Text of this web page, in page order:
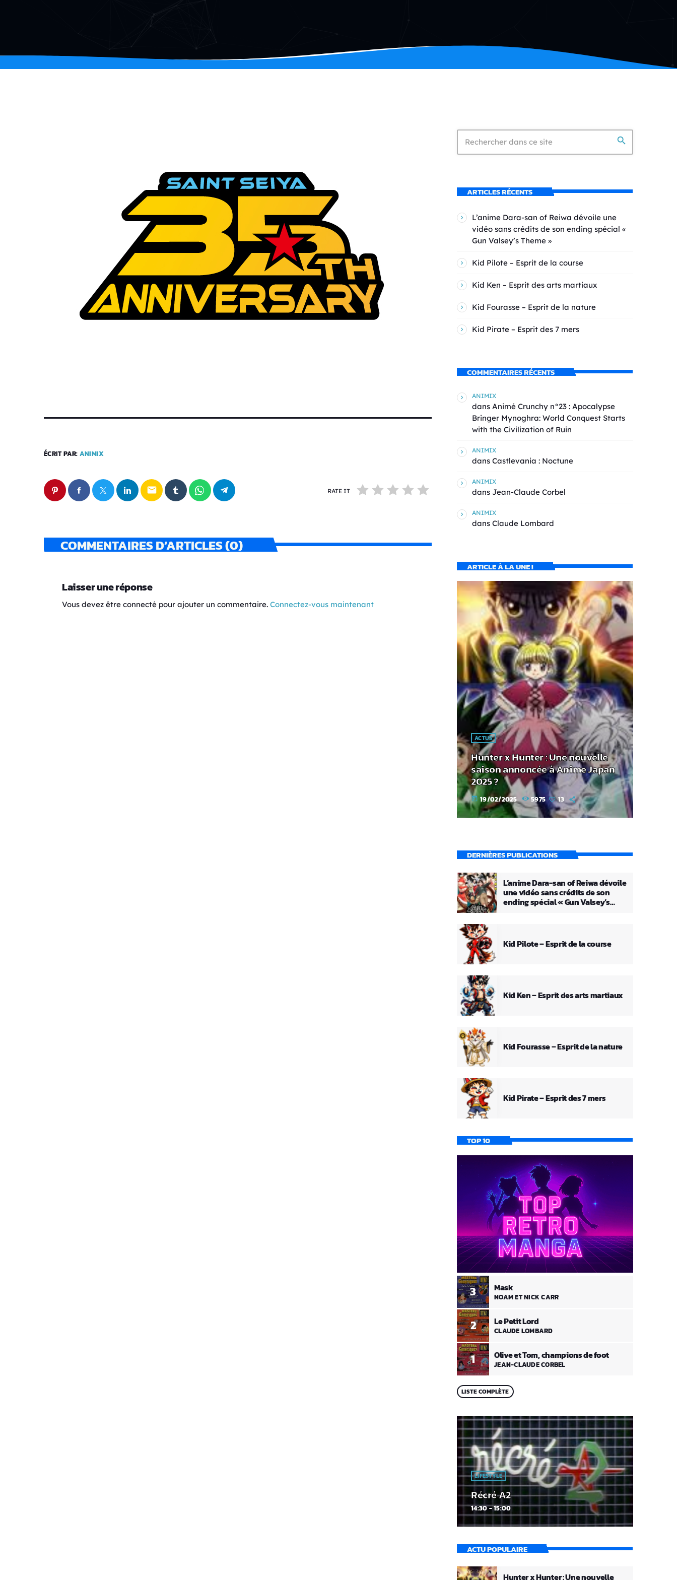
ÉCRIT PAR: ANIMIX
email RATE IT
COMMENTAIRES D’ARTICLES (0)
Laisser une réponse
Vous devez être connecté pour ajouter un commentaire. Connectez-vous maintenant
search
ARTICLES RÉCENTS
L’anime Dara-san of Reiwa dévoile une
vidéo sans crédits de son ending spécial «
Gun Valsey’s Theme »
Kid Pilote – Esprit de la course
Kid Ken – Esprit des arts martiaux
Kid Fourasse – Esprit de la nature
Kid Pirate – Esprit des 7 mers
COMMENTAIRES RÉCENTS
ANIMIX
dans Animé Crunchy n°23 : Apocalypse
Bringer Mynoghra: World Conquest Starts
with the Civilization of Ruin
ANIMIX
dans Castlevania : Noctune
ANIMIX
dans Jean-Claude Corbel
ANIMIX
dans Claude Lombard
ARTICLE À LA UNE !
ACTUS
Hunter x Hunter : Une nouvelle
saison annoncée à Anime Japan
2025 ?
today 19/02/2025 5975 13
DERNIÈRES PUBLICATIONS
L’anime Dara-san of Reiwa dévoile
une vidéo sans crédits de son
ending spécial « Gun Valsey’s
Kid Pilote – Esprit de la course
Kid Ken – Esprit des arts martiaux
Kid Fourasse – Esprit de la nature
Kid Pirate – Esprit des 7 mers
TOP 10
1 Olive et Tom, champions de foot
JEAN-CLAUDE CORBEL
2 Le Petit Lord
CLAUDE LOMBARD
3 Mask
NOAM ET NICK CARR
LISTE COMPLÈTE
LIFESTYLE
Récré A2
14:30 - 15:00
ACTU POPULAIRE
Hunter x Hunter : Une nouvelle